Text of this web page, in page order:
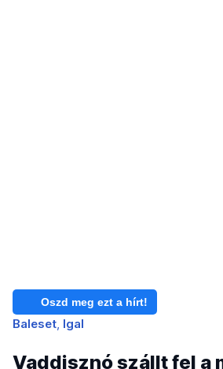
Oszd meg ezt a hírt!
Baleset Igal
Vaddisznó szállt fel a